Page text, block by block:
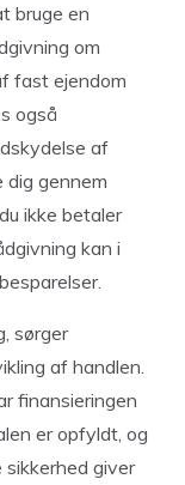
bruge en
om
fast ejendom
også
af
dig gennem
ikke betaler
kan i
sørger
af handlen.
finansieringen
er opfyldt, og
giver